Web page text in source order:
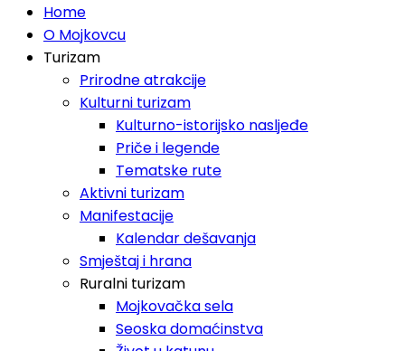
Home
O Mojkovcu
Turizam
Prirodne atrakcije
Kulturni turizam
Kulturno-istorijsko nasljeđe
Priče i legende
Tematske rute
Aktivni turizam
Manifestacije
Kalendar dešavanja
Smještaj i hrana
Ruralni turizam
Mojkovačka sela
Seoska domaćinstva